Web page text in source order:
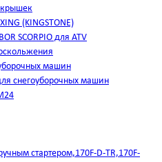
(KINGSTONE)
SCORPIO для ATV
машин
снегоуборочных машин
стартером,170F-D-TR,170F-